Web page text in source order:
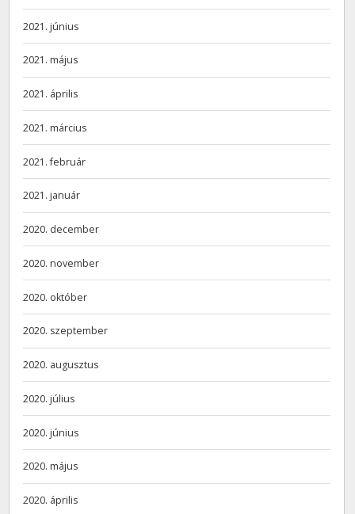
2021. június
2021. május
2021. április
2021. március
2021. február
2021. január
2020. december
2020. november
2020. október
2020. szeptember
2020. augusztus
2020. július
2020. június
2020. május
2020. április